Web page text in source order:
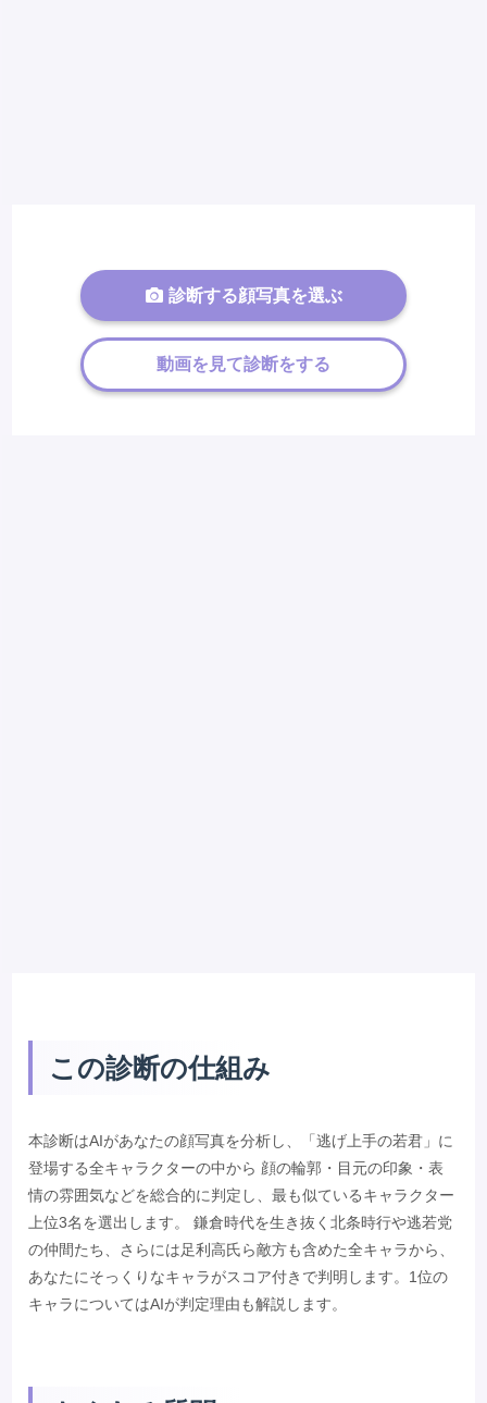
診断する顔写真を選ぶ
動画を見て診断をする
この診断の仕組み
本診断はAIがあなたの顔写真を分析し、「逃げ上手の若君」に
登場する全キャラクターの中から 顔の輪郭・目元の印象・表
情の雰囲気などを総合的に判定し、最も似ているキャラクター
上位3名を選出します。 鎌倉時代を生き抜く北条時行や逃若党
の仲間たち、さらには足利高氏ら敵方も含めた全キャラから、
あなたにそっくりなキャラがスコア付きで判明します。1位の
キャラについてはAIが判定理由も解説します。